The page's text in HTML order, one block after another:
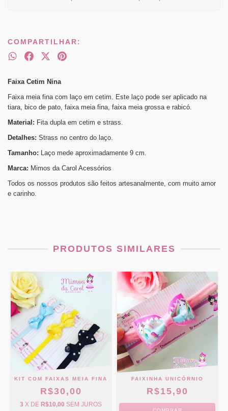
COMPARTILHAR:
Faixa Cetim Nina
Faixa meia fina com laço em cetim. Este laço pode ser aplicado na
tiara, bico de pato, faixa meia fina, faixa meia grossa e rabicó.
Material: Fita dupla em cetim e strass.
Detalhes: Strass no centro do laço.
Tamanho: Laço mede aproximadamente 9 cm.
Marca: Mimos da Carol Acessórios
Todos os nossos produtos são feitos artesanalmente, com muito amor
e carinho.
PRODUTOS SIMILARES
KIT COM FAIXAS MEIA FINA
R$30,00
3 X DE R$10,00 SEM JUROS
FAIXINHA UNICÓRNIO
R$15,90